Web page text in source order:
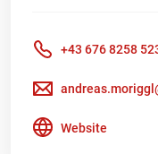
+43 676 8258
Website